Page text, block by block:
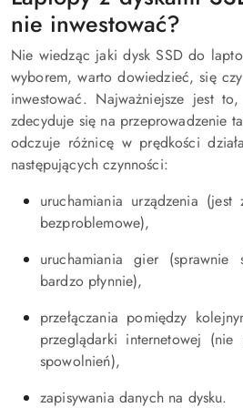
nie inwestować?
Nie wiedząc jaki dysk SSD do
wyborem, warto dowiedzieć, się
inwestować. Najważniejsze jest
zdecyduje się na przeprowadzenie
odczuje różnicę w prędkości
następujących czynności:
uruchamiania urządzenia (jest
bezproblemowe),
uruchamiania gier (sprawnie
bardzo płynnie),
przełączania pomiędzy
przeglądarki internetowej
spowolnień),
zapisywania danych na dysku.